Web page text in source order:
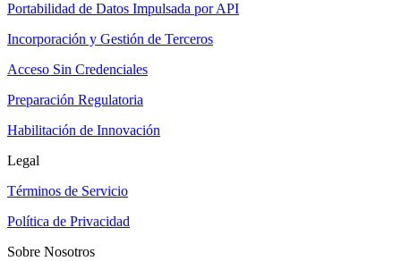
Portabilidad de Datos Impulsada por API
Incorporación y Gestión de Terceros
Acceso Sin Credenciales
Preparación Regulatoria
Habilitación de Innovación
Legal
Términos de Servicio
Política de Privacidad
Sobre Nosotros